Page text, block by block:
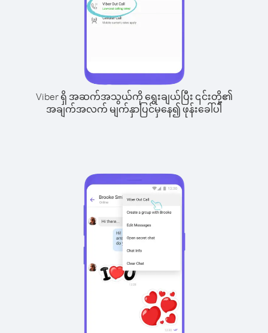
Viber ရှိ အဆက်အသွယ်ကို ရွေးချယ်ပြီး ၎င်းတို့၏
အချက်အလက် မျက်နှာပြင်မှနေ၍ ဖုန်းခေါ်ပါ